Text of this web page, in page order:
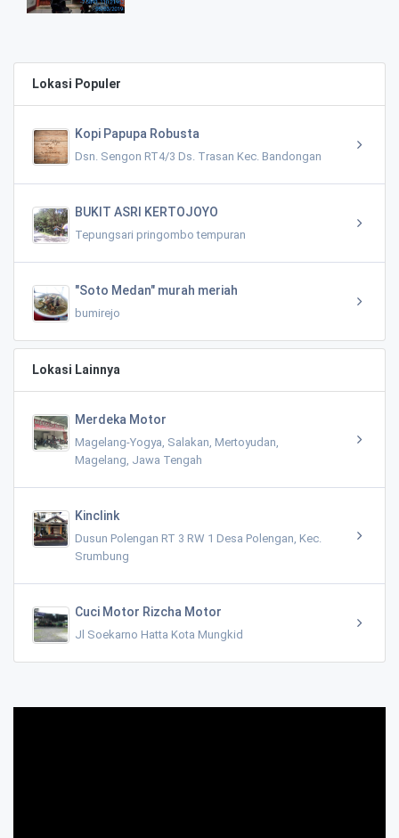
Lokasi Populer
Kopi Papupa Robusta
Dsn. Sengon RT4/3 Ds. Trasan Kec. Bandongan
BUKIT ASRI KERTOJOYO
Tepungsari pringombo tempuran
"Soto Medan" murah meriah
bumirejo
Lokasi Lainnya
Merdeka Motor
Magelang-Yogya, Salakan, Mertoyudan,
Magelang, Jawa Tengah
Kinclink
Dusun Polengan RT 3 RW 1 Desa Polengan, Kec.
Srumbung
Cuci Motor Rizcha Motor
Jl Soekarno Hatta Kota Mungkid